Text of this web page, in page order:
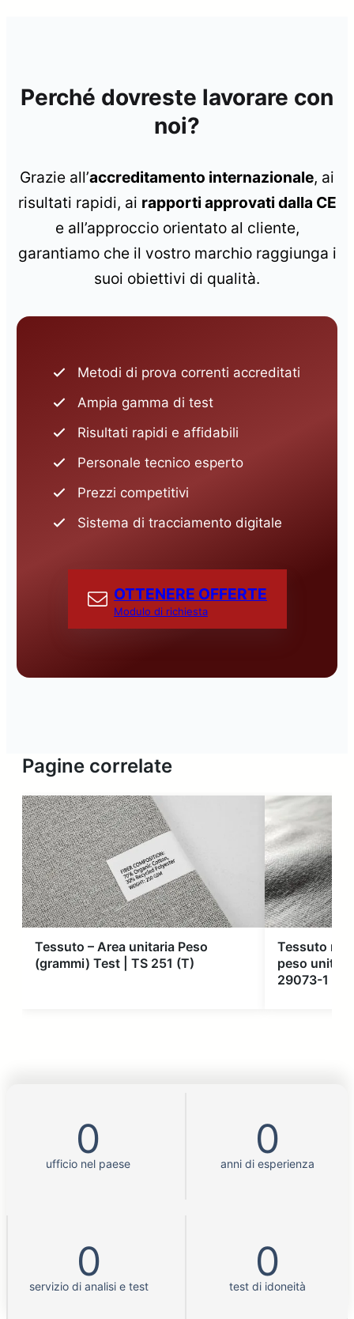
Perché dovreste lavorare con
noi?
Grazie all’accreditamento internazionale, ai
risultati rapidi, ai rapporti approvati dalla CE
e all’approccio orientato al cliente,
garantiamo che il vostro marchio raggiunga i
suoi obiettivi di qualità.
Metodi di prova correnti accreditati
Ampia gamma di test
Risultati rapidi e affidabili
Personale tecnico esperto
Prezzi competitivi
Sistema di tracciamento digitale
OTTENERE OFFERTE
Modulo di richiesta
Pagine correlate
Tessuto – Area unitaria Peso
(grammi) Test | TS 251 (T)
Tessuto
peso
29073-1
0
ufficio nel paese
0
anni di esperienza
0
servizio di analisi e test
0
test di idoneità